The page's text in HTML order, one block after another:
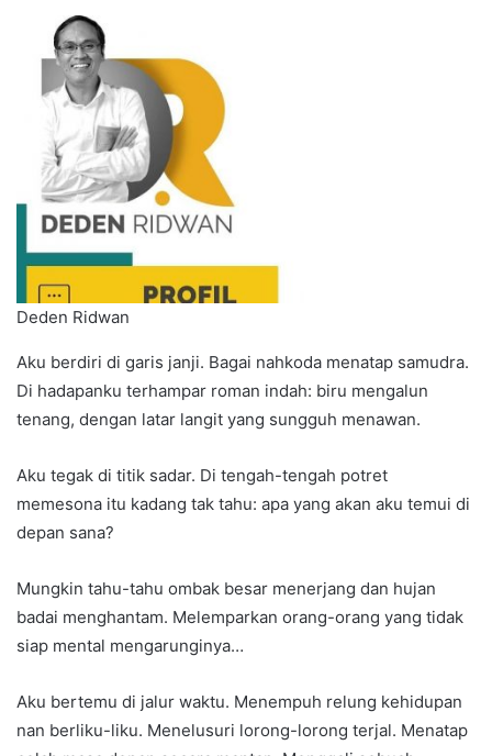
Deden Ridwan
Aku berdiri di garis janji. Bagai nahkoda menatap samudra.
Di hadapanku terhampar roman indah: biru mengalun
tenang, dengan latar langit yang sungguh menawan.
Aku tegak di titik sadar. Di tengah-tengah potret
memesona itu kadang tak tahu: apa yang akan aku temui di
depan sana?
Mungkin tahu-tahu ombak besar menerjang dan hujan
badai menghantam. Melemparkan orang-orang yang tidak
siap mental mengarunginya…
Aku bertemu di jalur waktu. Menempuh relung kehidupan
nan berliku-liku. Menelusuri lorong-lorong terjal. Menatap